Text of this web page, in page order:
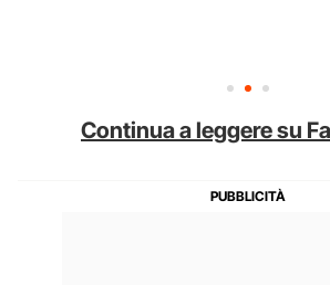
Continua a leggere su